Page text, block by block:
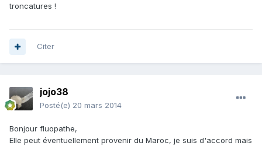
troncatures !
Citer
jojo38
Posté(e) 20 mars 2014
Bonjour fluopathe,
Elle peut éventuellement provenir du Maroc, je suis d'accord mais